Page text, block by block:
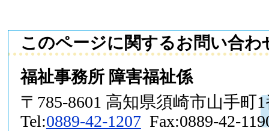
このページに関するお問い合わ
福祉事務所 障害福祉係
〒785-8601 高知県須崎市山手町
Tel:0889-42-1207Fax:0889-42-